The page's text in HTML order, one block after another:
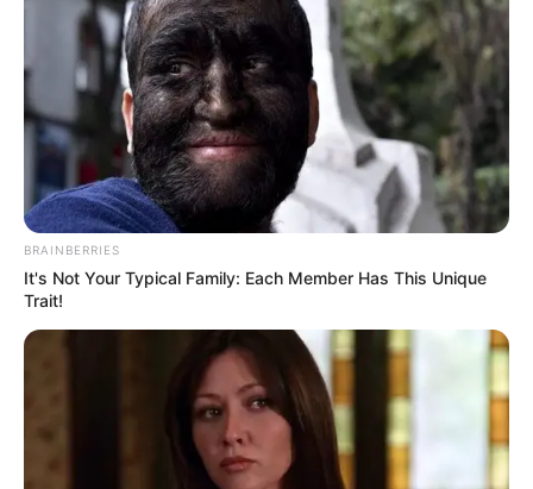
BRAINBERRIES
It's Not Your Typical Family: Each Member Has This Unique
Trait!